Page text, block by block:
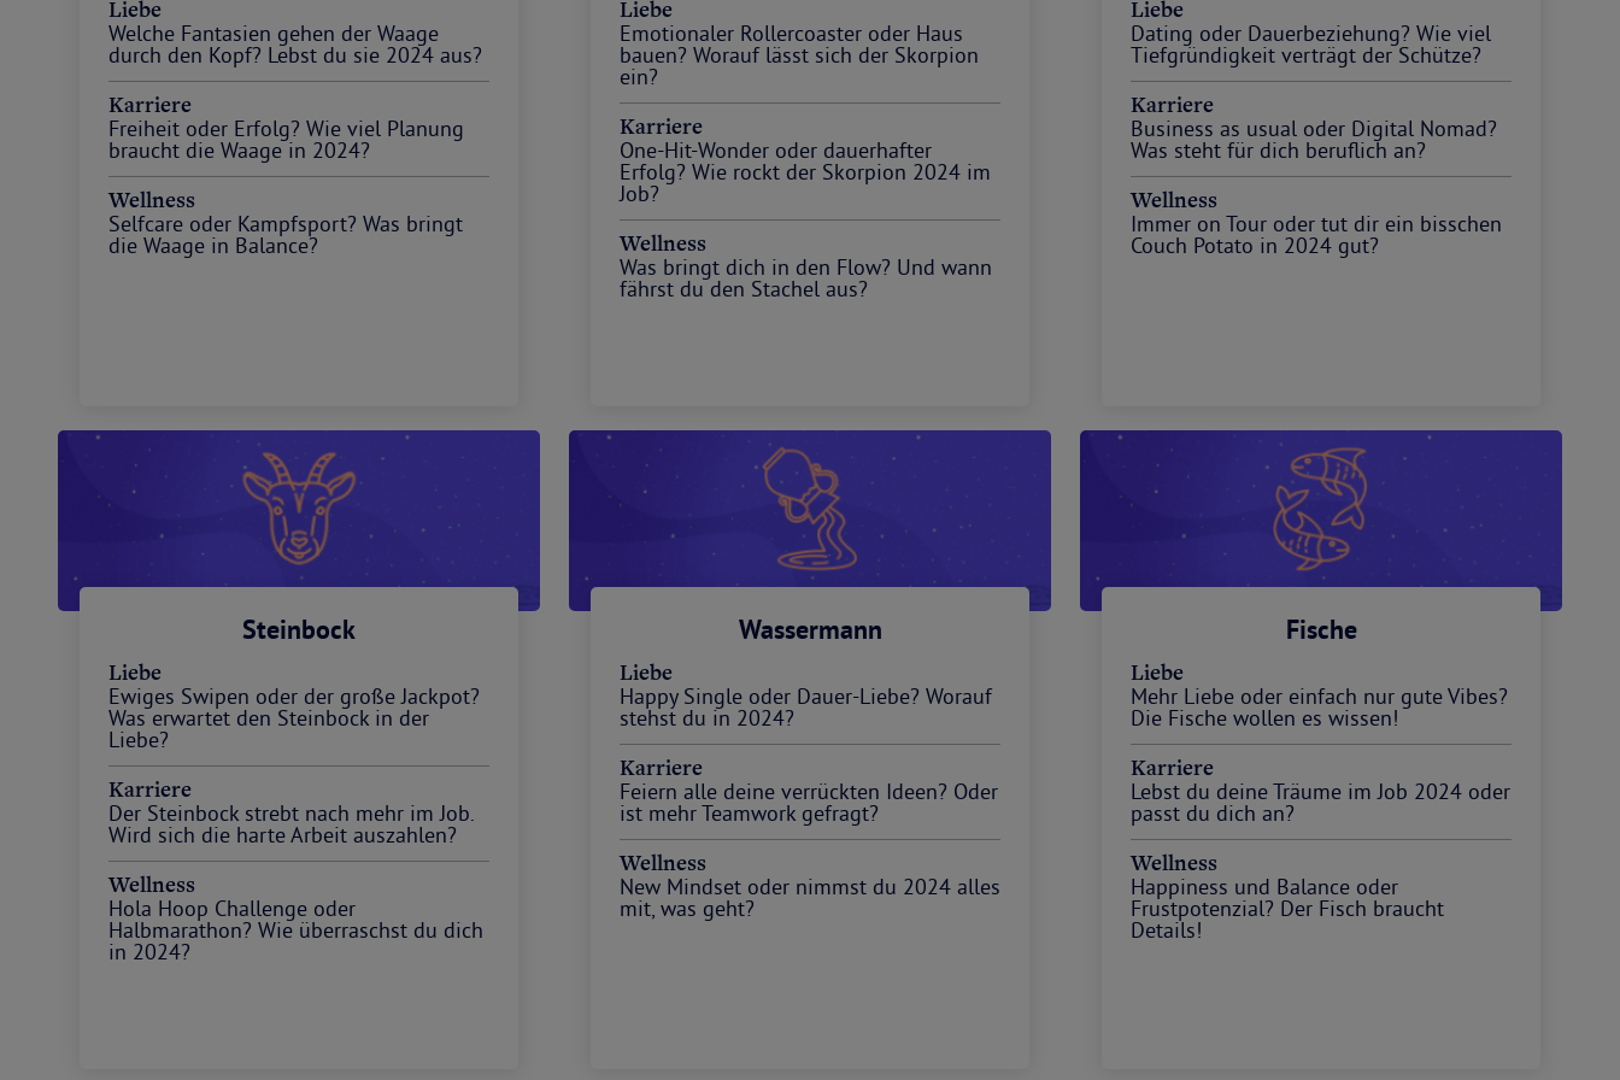
Liebe
Welche Fantasien gehen der Waage
durch den Kopf? Lebst du sie 2024 aus?
Karriere
Freiheit oder Erfolg? Wie viel Planung
braucht die Waage in 2024?
Wellness
Selfcare oder Kampfsport? Was bringt
die Waage in Balance?
Liebe
Emotionaler Rollercoaster oder Haus
bauen? Worauf lässt sich der Skorpion
ein?
Karriere
One-Hit-Wonder oder dauerhafter
Erfolg? Wie rockt der Skorpion 2024 im
Job?
Wellness
Was bringt dich in den Flow? Und wann
fährst du den Stachel aus?
Liebe
Dating oder Dauerbeziehung? Wie viel
Tiefgründigkeit verträgt der Schütze?
Karriere
Business as usual oder Digital Nomad?
Was steht für dich beruflich an?
Wellness
Immer on Tour oder tut dir ein bisschen
Couch Potato in 2024 gut?
Steinbock
Liebe
Ewiges Swipen oder der große Jackpot?
Was erwartet den Steinbock in der
Liebe?
Karriere
Der Steinbock strebt nach mehr im Job.
Wird sich die harte Arbeit auszahlen?
Wellness
Hola Hoop Challenge oder
Halbmarathon? Wie überraschst du dich
in 2024?
Wassermann
Liebe
Happy Single oder Dauer-Liebe? Worauf
stehst du in 2024?
Karriere
Feiern alle deine verrückten Ideen? Oder
ist mehr Teamwork gefragt?
Wellness
New Mindset oder nimmst du 2024 alles
mit, was geht?
Fische
Liebe
Mehr Liebe oder einfach nur gute Vibes?
Die Fische wollen es wissen!
Karriere
Lebst du deine Träume im Job 2024 oder
passt du dich an?
Wellness
Happiness und Balance oder
Frustpotenzial? Der Fisch braucht
Details!